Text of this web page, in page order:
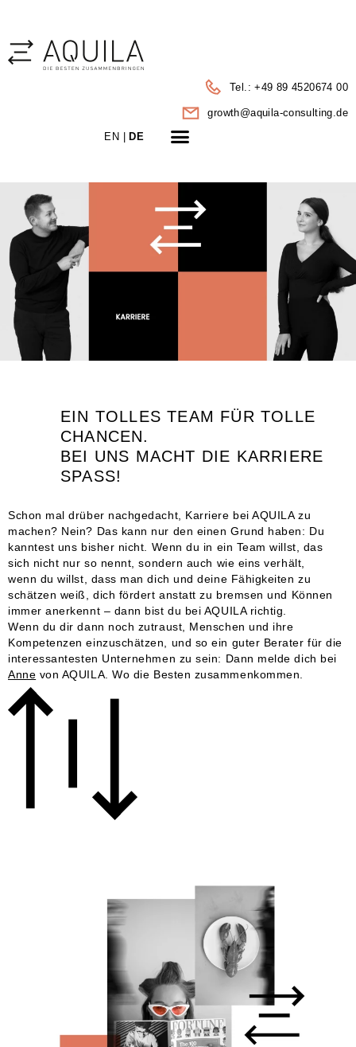
Tel.: +49 89 4520674 00
growth@aquila-consulting.de
EN |
DE
EIN TOLLES TEAM FÜR TOLLE
CHANCEN.
BEI UNS MACHT DIE KARRIERE
SPASS!
Schon mal drüber nachgedacht, Karriere bei AQUILA zu
machen? Nein? Das kann nur den einen Grund haben: Du
kanntest uns bisher nicht. Wenn du in ein Team willst, das
sich nicht nur so nennt, sondern auch wie eins verhält,
wenn du willst, dass man dich und deine Fähigkeiten zu
schätzen weiß, dich fördert anstatt zu bremsen und Können
immer anerkennt – dann bist du bei AQUILA richtig.
Wenn du dir dann noch zutraust, Menschen und ihre
Kompetenzen einzuschätzen, und so ein guter Berater für die
interessantesten Unternehmen zu sein: Dann melde dich bei
Anne von AQUILA. Wo die Besten zusammenkommen.